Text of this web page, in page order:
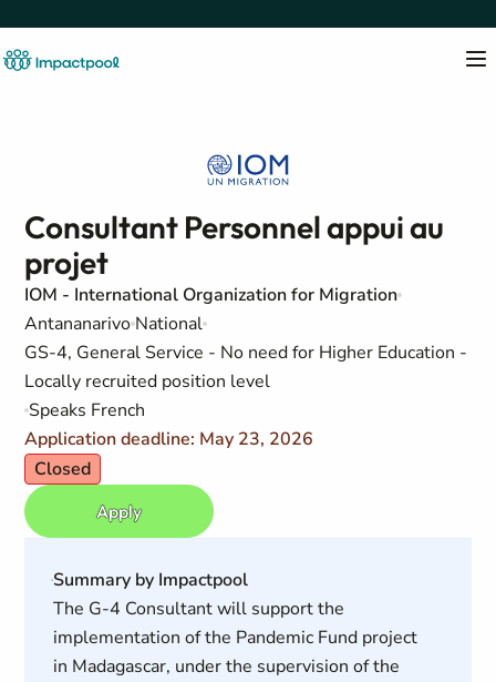
Consultant Personnel appui au
projet
IOM - International Organization for Migration
Antananarivo National
GS-4, General Service - No need for Higher Education -
Locally recruited position level
Speaks French
Application deadline: May 23, 2026
Closed
Apply
Summary by Impactpool
The G-4 Consultant will support the
implementation of the Pandemic Fund project
in Madagascar, under the supervision of the